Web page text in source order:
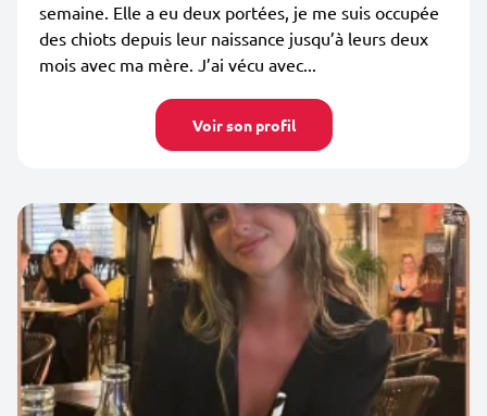
semaine. Elle a eu deux portées, je me suis occupée
des chiots depuis leur naissance jusqu’à leurs deux
mois avec ma mère. J’ai vécu avec...
Voir son profil